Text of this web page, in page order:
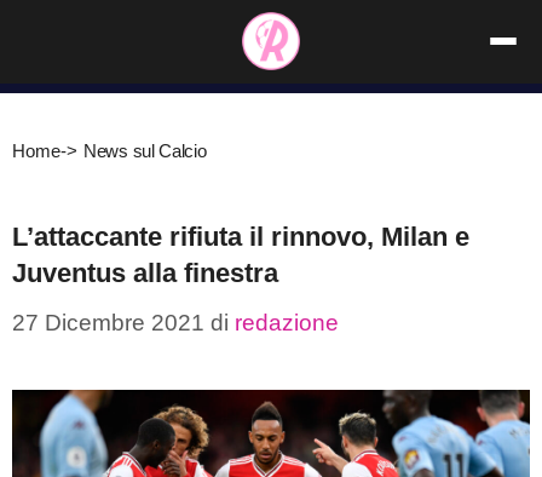
contenuto
Home-> News sul Calcio
L’attaccante rifiuta il rinnovo, Milan e
Juventus alla finestra
27 Dicembre 2021 di redazione